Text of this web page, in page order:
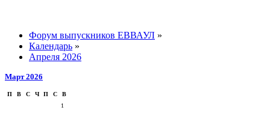
Форум выпускников ЕВВАУЛ »
Календарь »
Апреля 2026
Март 2026
П В С Ч П С
В
1